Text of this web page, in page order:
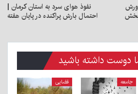
نفوذ هوای سرد به استان کرمان |
احتمال بارش پراکنده در پایان هفته
داشته باشید
جامعه قضایی